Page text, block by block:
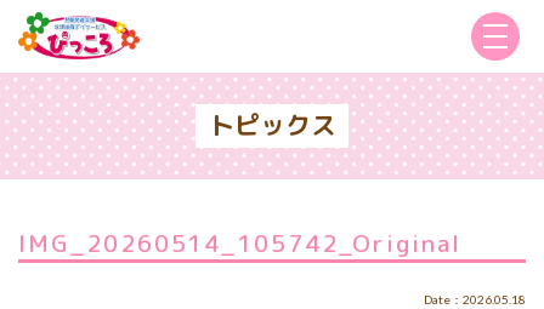
トピックス
IMG_20260514_105742_Original
Date：2026.05.18